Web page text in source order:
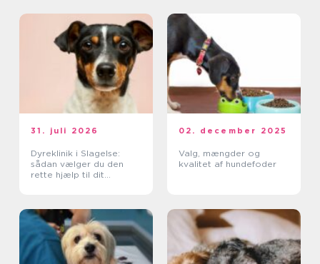
31. juli 2026
Dyreklinik i Slagelse:
sådan vælger du den
rette hjælp til dit
02. december 2025
Valg, mængder og
kvalitet af hundefoder